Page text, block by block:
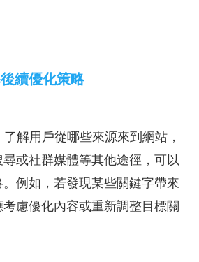
續優化策略
解用戶從哪些來源來到網站，
或社群媒體等其他途徑，可以
例如，若發現某些關鍵字帶來
慮優化內容或重新調整目標關